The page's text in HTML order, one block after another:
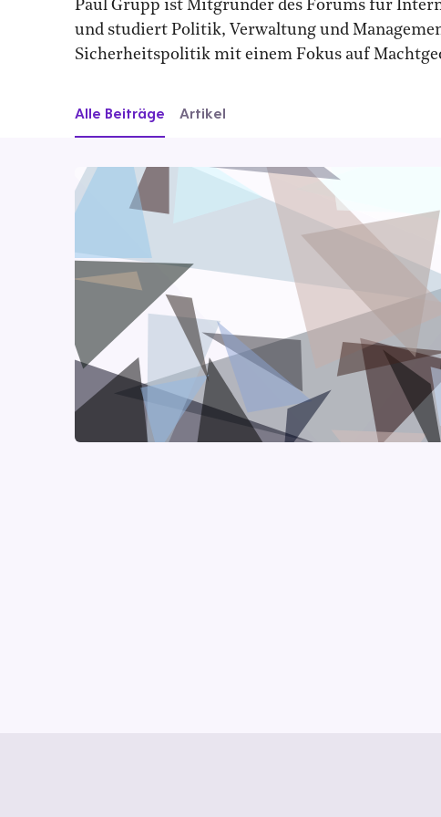
Paul Grupp ist Mitgründer des Forums für
und studiert Politik, Verwaltung und
Sicherheitspolitik mit einem Fokus auf
Alle Beiträge Artikel